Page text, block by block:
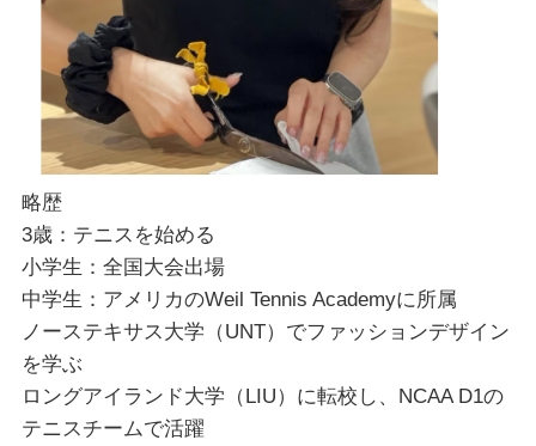
略歴
3歳：テニスを始める
小学生：全国大会出場
中学生：アメリカのWeil Tennis Academyに所属
ノーステキサス大学（UNT）でファッションデザイン
を学ぶ
ロングアイランド大学（LIU）に転校し、NCAA D1の
テニスチームで活躍